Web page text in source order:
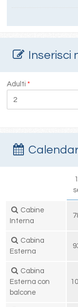
Inserisci
Adulti*
Cabine
Interna
Cabina
Esterna
Cabina
Esterna con
balcone